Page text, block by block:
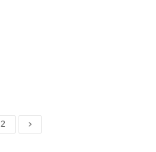
Page
2